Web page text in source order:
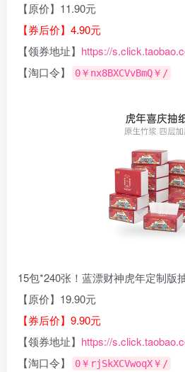
【原价】11.90元
【券后价】4.90元
【领券地址】 https://
【淘口令】
0￥nx8BXCVvBmQ￥/
15包*240张！蓝漂财神虎年定制版
【原价】19.90元
【券后价】9.90元
【领券地址】 https://
【淘口令】
0￥rjSkXCVwoqX￥/